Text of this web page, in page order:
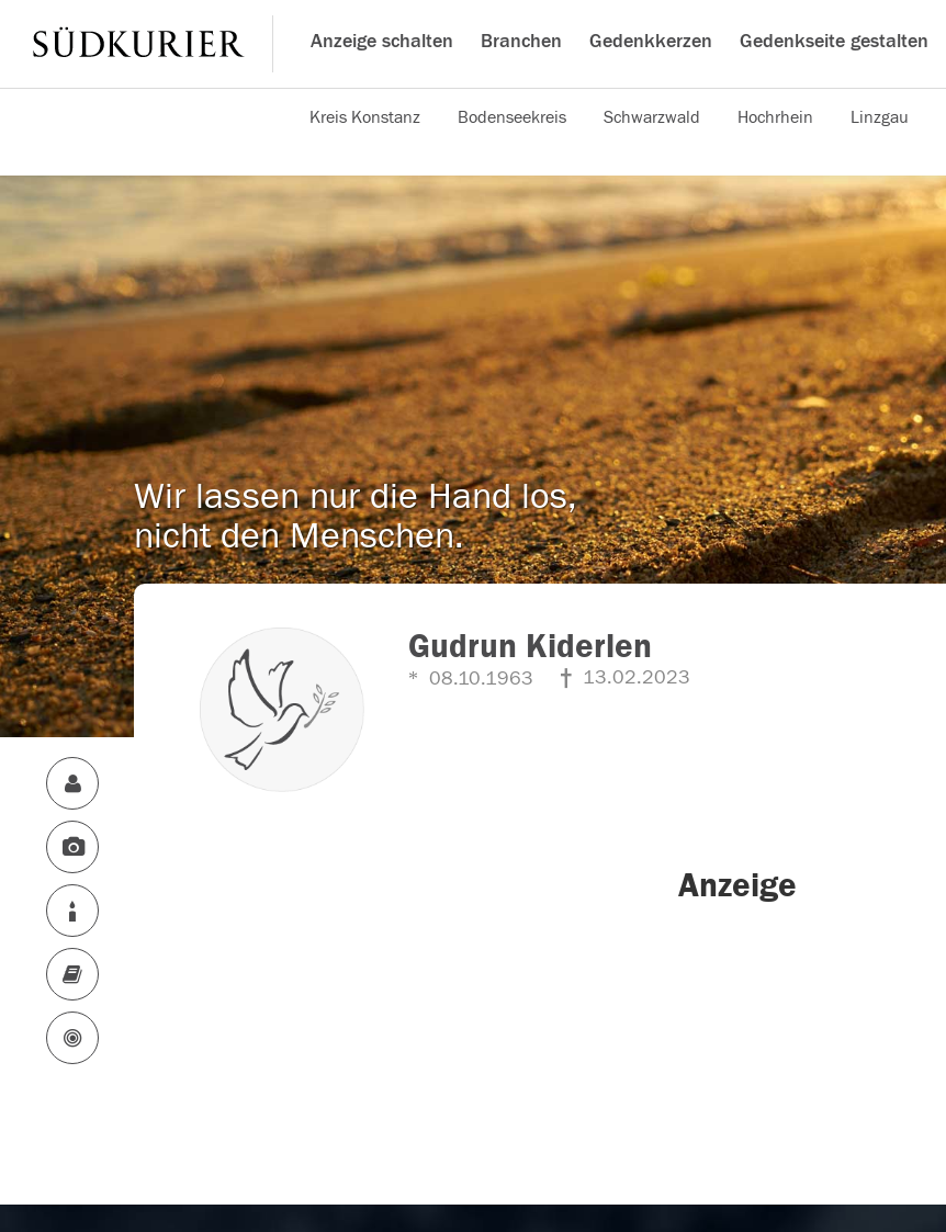
Anzeige schalten Branchen Gedenkkerzen Gedenkseite gestalten
Kreis Konstanz Bodenseekreis Schwarzwald Hochrhein Linzgau
Wir lassen nur die Hand los,
nicht den Menschen.
Gudrun Kiderlen
08.10.1963 13.02.2023
Anzeige